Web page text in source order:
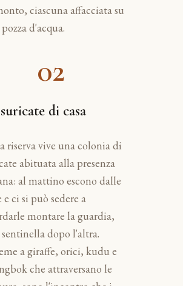
ciascuna affacciata su
d'acqua.
02
di casa
riserva vive una colonia di
abituata alla presenza
al mattino escono dalle
e ci si può sedere a
montare la guardia,
dopo l'altra.
a giraffe, orici, kudu e
che attraversano le